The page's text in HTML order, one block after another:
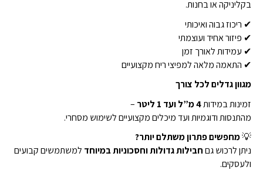
בקליניקה או בחנות.
✔ ריכוז גבוה ואיכותי
✔ פיזור אחיד ועוצמתי
✔ עמידות לאורך זמן
✔ התאמה מלאה למפיצי ריח מקצועיים
מגוון גדלים לכל צורך
זמינות במידות4 מ”ל ועד 1 ליטר
–
מהתנסות ודוגמיות ועד מיכלים מקצועיים לשימוש מסחרי.
💡מחפשים פתרון משתלם יותר?
ניתן לרכוש גםחבילות גדולות וחסכוניות במיוחד למשתמשים קבועים
ולעסקים.